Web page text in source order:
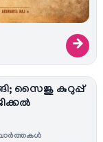
→
സൈജു കുറുപ്പ്